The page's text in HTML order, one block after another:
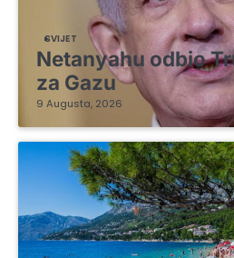
SVIJET
Netanyahu odbio
za Gazu
9 Augusta, 2026